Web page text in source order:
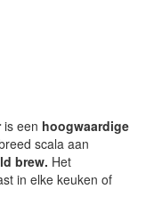
is een hoogwaardige
scala aan
brew. Het
in elke keuken of